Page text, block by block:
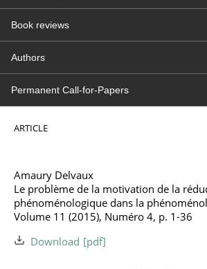
Book reviews
Authors
Permanent Call-for-Papers
ARTICLE
Amaury Delvaux
Le problème de la motivation de la
phénoménologique dans la
Volume 11 (2015), Numéro 4, p. 1-36
Download